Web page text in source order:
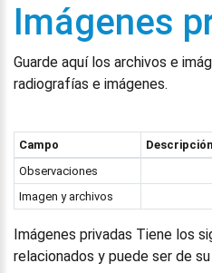
Imágenes
Guarde aquí los archivos e
radiografías e imágenes.
Campo
Descripción
Observaciones
Imagen y archivos
Imágenes privadas Tiene los
relacionados y puede ser de